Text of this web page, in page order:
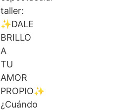
taller:
✨DALE
BRILLO
A
TU
AMOR
PROPIO✨
¿Cuándo